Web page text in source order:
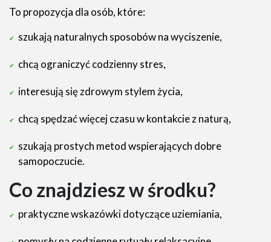
To propozycja dla osób, które:
szukają naturalnych sposobów na wyciszenie,
chcą ograniczyć codzienny stres,
interesują się zdrowym stylem życia,
chcą spędzać więcej czasu w kontakcie z naturą,
szukają prostych metod wspierających dobre
samopoczucie.
Co znajdziesz w środku?
praktyczne wskazówki dotyczące uziemiania,